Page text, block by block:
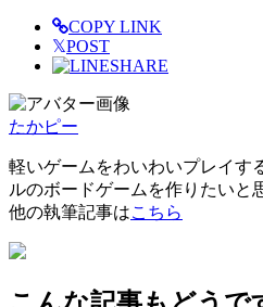
COPY LINK
𝕏POST
SHARE
たかピー
軽いゲームをわいわいプレイす
ルのボードゲームを作りたいと
他の執筆記事はこちら